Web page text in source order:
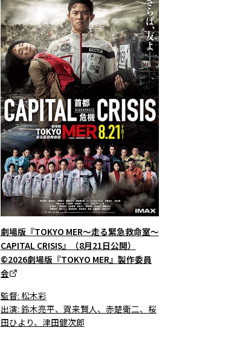
劇場版『TOKYO MER～走る緊急救命室～
CAPITAL CRISIS』（8月21日公開）
©2026劇場版『TOKYO MER』製作委員
会
監督: 松木彩
出演: 鈴木亮平、賀来賢人、赤楚衛二、桜
田ひより、津田健次郎